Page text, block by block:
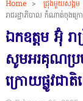
Home > ជ្រុងមួយសង្គម
រាជរដ្ឋាភិបាល កំណាត់ចុងក្រ
ឯកឧត្តម អ៊ុំ រ
សូមអរគុណប្រ
ក្រោយផ្លូវជា